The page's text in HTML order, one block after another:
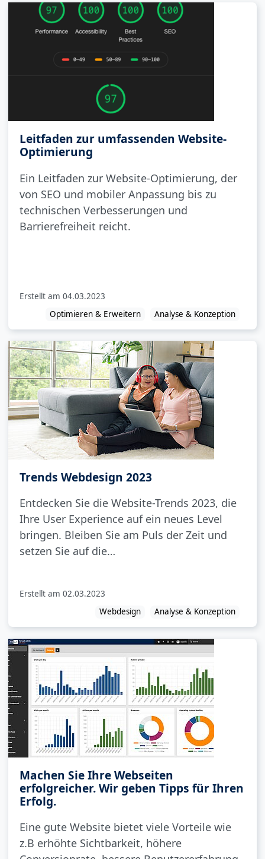
Leitfaden zur umfassenden Website-
Optimierung
Ein Leitfaden zur Website-Optimierung, der
von SEO und mobiler Anpassung bis zu
technischen Verbesserungen und
Barrierefreiheit reicht.
Erstellt am04.03.2023
Optimieren & Erweitern
Analyse & Konzeption
Trends Webdesign 2023
Entdecken Sie die Website-Trends 2023, die
Ihre User Experience auf ein neues Level
bringen. Bleiben Sie am Puls der Zeit und
setzen Sie auf die…
Erstellt am02.03.2023
Webdesign
Analyse & Konzeption
Machen Sie Ihre Webseiten
erfolgreicher. Wir geben Tipps für Ihren
Erfolg.
Eine gute Website bietet viele Vorteile wie
z.B erhöhte Sichtbarkeit, höhere